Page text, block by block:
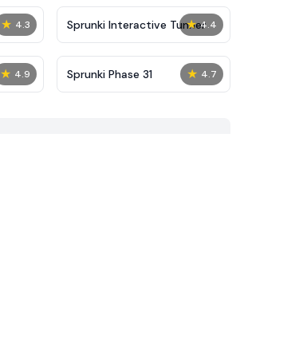
★ 4.3 ★ 4.4
Sprunki Interactive Tunner
★ 4.9 ★ 4.7
Sprunki Phase 31